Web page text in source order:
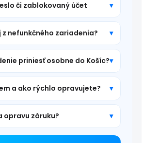
či zablokovaný účet
nefunkčného zariadenia?
priniesť osobne do Košíc?
a ako rýchlo opravujete?
opravu záruku?